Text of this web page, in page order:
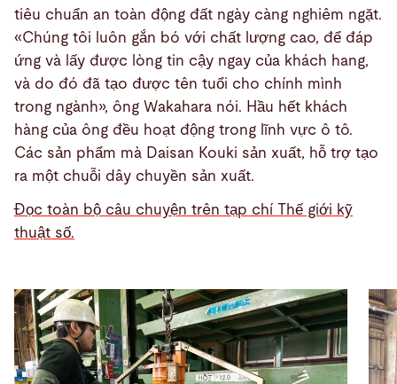
tiêu chuẩn an toàn động đất ngày càng nghiêm ngặt.
«Chúng tôi luôn gắn bó với chất lượng cao, để đáp
ứng và lấy được lòng tin cậy ngay của khách hang,
và do đó đã tạo được tên tuổi cho chính mình
trong ngành», ông Wakahara nói. Hầu hết khách
hàng của ông đều hoạt động trong lĩnh vực ô tô.
Các sản phẩm mà Daisan Kouki sản xuất, hỗ trợ tạo
ra một chuỗi dây chuyền sản xuất.
Đọc toàn bộ câu chuyện trên tạp chí Thế giới kỹ
thuật số.